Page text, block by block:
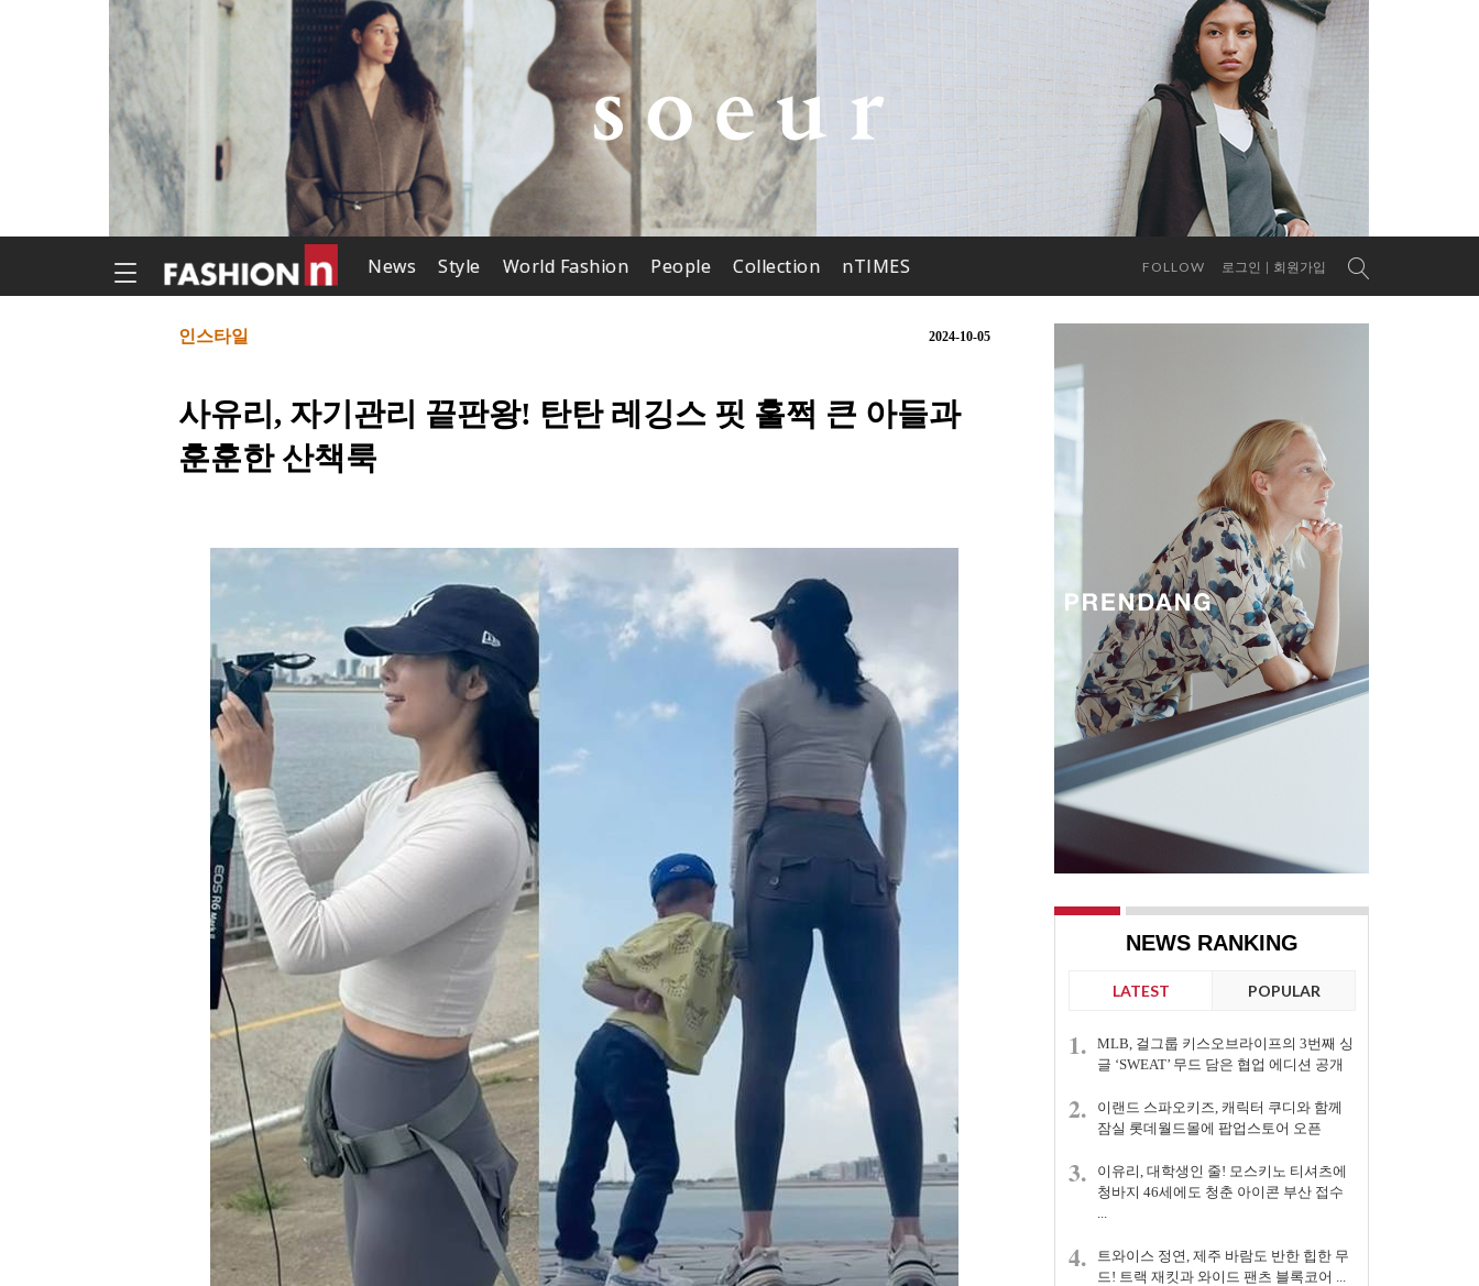
News Style World Fashion People Collection nTIMES FOLLOW 로그인 회원가입
인스타일 2024-10-05
사유리, 자기관리 끝판왕! 탄탄 레깅스 핏 훌쩍 큰 아들과
훈훈한 산책룩
NEWS RANKING
LATEST POPULAR
1.
MLB, 걸그룹 키스오브라이프의 3번째 싱
글 ‘SWEAT’ 무드 담은 협업 에디션 공개
2.
이랜드 스파오키즈, 캐릭터 쿠디와 함께
잠실 롯데월드몰에 팝업스토어 오픈
3.
이유리, 대학생인 줄! 모스키노 티셔츠에
청바지 46세에도 청춘 아이콘 부산 접수
...
4.
트와이스 정연, 제주 바람도 반한 힙한 무
드! 트랙 재킷과 와이드 팬츠 블록코어 ...